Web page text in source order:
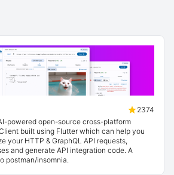
2374
powered open-source cross-platform
built using Flutter which can help you
your HTTP & GraphQL API requests,
and generate API integration code. A
postman/insomnia.